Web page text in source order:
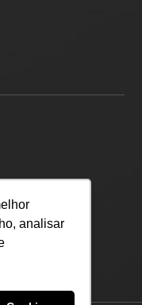
analisar